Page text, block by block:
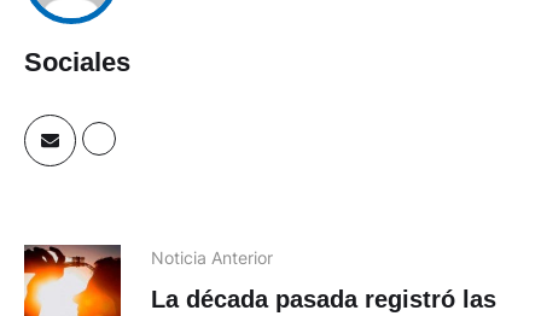
Sociales
Noticia Anterior
La década pasada registró las